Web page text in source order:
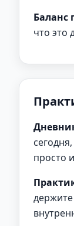
Баланс
что это
просто